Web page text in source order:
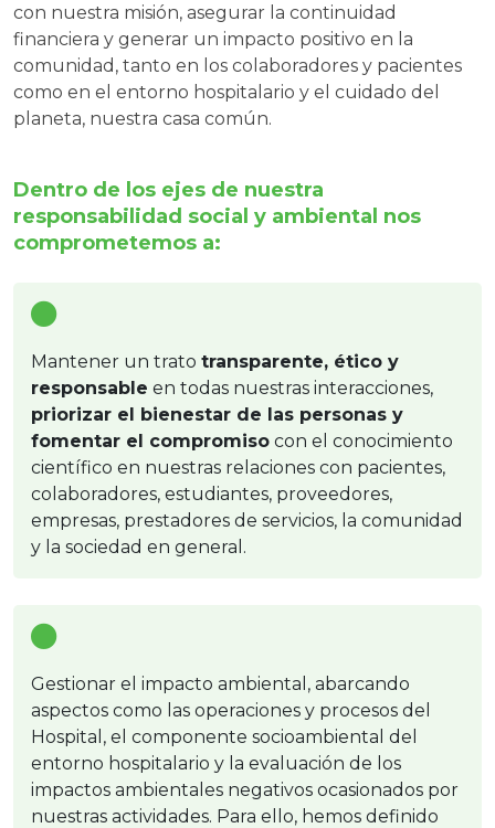
con nuestra misión, asegurar la continuidad
financiera y generar un impacto positivo en la
comunidad, tanto en los colaboradores y pacientes
como en el entorno hospitalario y el cuidado del
planeta, nuestra casa común.
Dentro de los ejes de nuestra
responsabilidad social y ambiental nos
comprometemos a:
Mantener un trato transparente, ético y
responsable en todas nuestras interacciones,
priorizar el bienestar de las personas y
fomentar el compromiso con el conocimiento
científico en nuestras relaciones con pacientes,
colaboradores, estudiantes, proveedores,
empresas, prestadores de servicios, la comunidad
y la sociedad en general.
Gestionar el impacto ambiental, abarcando
aspectos como las operaciones y procesos del
Hospital, el componente socioambiental del
entorno hospitalario y la evaluación de los
impactos ambientales negativos ocasionados por
nuestras actividades. Para ello, hemos definido